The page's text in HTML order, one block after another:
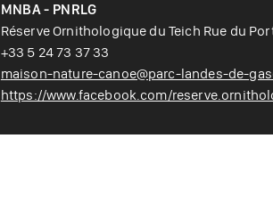
MNBA - PNRLG
Réserve Ornithologique du Teich Rue du
+33 5 24 73 37 33
maison-nature-canoe@parc-landes-de-
https://www.facebook.com/